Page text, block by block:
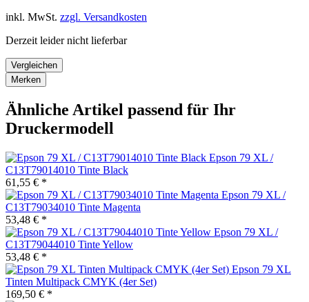
inkl. MwSt. zzgl. Versandkosten
Derzeit leider nicht lieferbar
Vergleichen
Merken
Ähnliche Artikel passend für Ihr
Druckermodell
Epson 79 XL /
C13T79014010 Tinte Black
61,55 € *
Epson 79 XL /
C13T79034010 Tinte Magenta
53,48 € *
Epson 79 XL /
C13T79044010 Tinte Yellow
53,48 € *
Epson 79 XL
Tinten Multipack CMYK (4er Set)
169,50 € *